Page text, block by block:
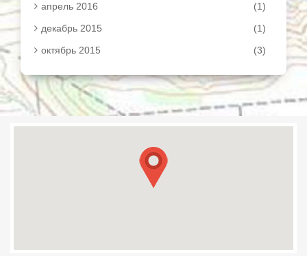
апрель 2016
(1)
декабрь 2015
(1)
октябрь 2015
(3)